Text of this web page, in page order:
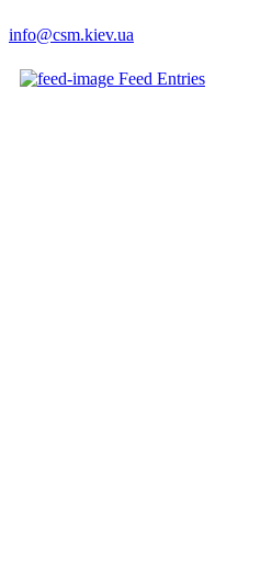
info@csm.kiev.ua
Feed Entries